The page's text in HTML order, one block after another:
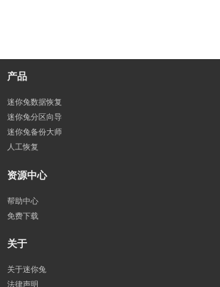
产品
迷你兔数据恢复
迷你兔分区向导
迷你兔备份大师
人工恢复
资源中心
帮助中心
免费下载
关于
关于迷你兔
法律声明